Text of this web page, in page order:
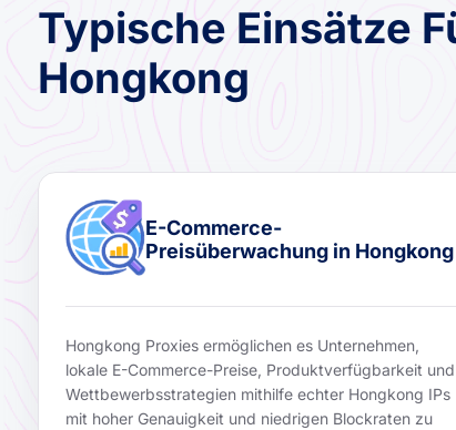
Typische Einsätze
Hongkong
E-Commerce-
Preisüberwachung in Hongkong
Hongkong Proxies ermöglichen es Unternehmen,
lokale E-Commerce-Preise, Produktverfügbarkeit und
Wettbewerbsstrategien mithilfe echter Hongkong IPs
mit hoher Genauigkeit und niedrigen Blockraten zu